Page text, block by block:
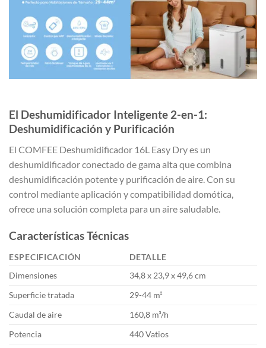
El Deshumidificador Inteligente 2-en-1:
Deshumidificación y Purificación
El COMFEE Deshumidificador 16L Easy Dry es un
deshumidificador conectado de gama alta que combina
deshumidificación potente y purificación de aire. Con su
control mediante aplicación y compatibilidad domótica,
ofrece una solución completa para un aire saludable.
Características Técnicas
ESPECIFICACIÓN
DETALLE
Dimensiones
34,8 x 23,9 x 49,6 cm
Superficie tratada
29-44 m²
Caudal de aire
160,8 m³/h
Potencia
440 Vatios